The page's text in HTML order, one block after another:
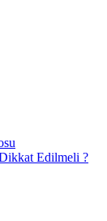
Edilmeli ?